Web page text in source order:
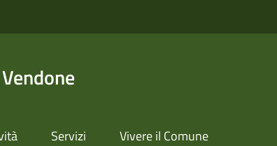
Servizi Vivere il Comune